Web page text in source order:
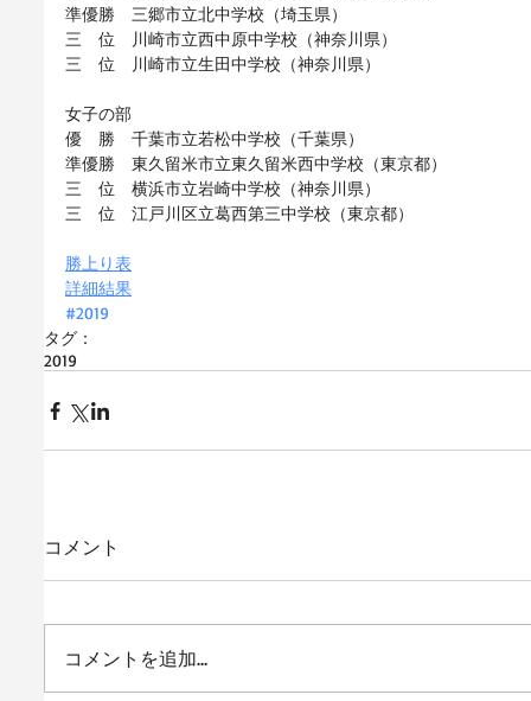
準優勝　三郷市立北中学校（埼玉県）
三　位　川崎市立西中原中学校（神奈川県）
三　位　川崎市立生田中学校（神奈川県）
女子の部
優　勝　千葉市立若松中学校（千葉県）
準優勝　東久留米市立東久留米西中学校（東京都）
三　位　横浜市立岩崎中学校（神奈川県）
三　位　江戸川区立葛西第三中学校（東京都）
勝上り表
詳細結果
#2019
タグ：
2019
コメント
コメントを追加…